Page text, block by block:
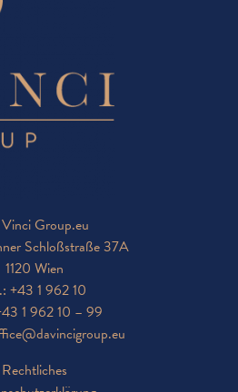
Group.eu
Schloßstraße 37A
1120 Wien
+43 1 962 10
1 962 10 – 99
Rechtliches